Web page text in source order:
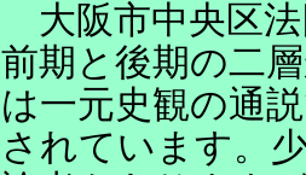
大阪市中央区法
前期と後期の二
は一元史観の通
されています。